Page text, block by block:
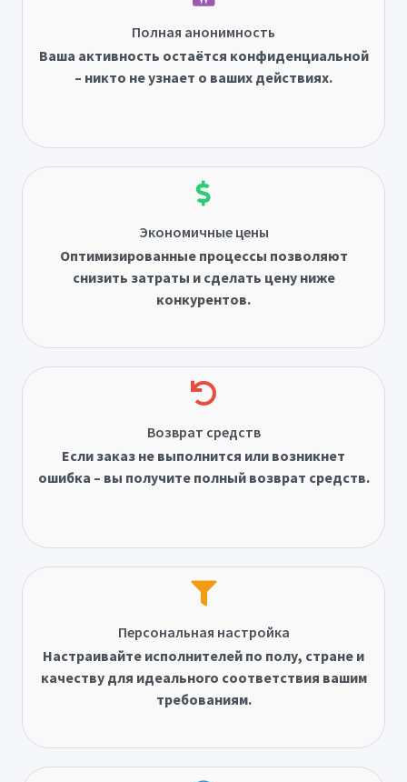
Полная анонимность
Ваша активность остаётся конфиденциальной
– никто не узнает о ваших действиях.
Экономичные цены
Оптимизированные процессы позволяют
снизить затраты и сделать цену ниже
конкурентов.
Возврат средств
Если заказ не выполнится или возникнет
ошибка – вы получите полный возврат средств.
Персональная настройка
Настраивайте исполнителей по полу, стране и
качеству для идеального соответствия вашим
требованиям.